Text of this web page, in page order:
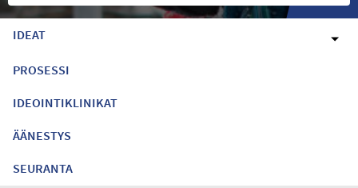
IDEAT
PROSESSI
IDEOINTIKLINIKAT
ÄÄNESTYS
SEURANTA